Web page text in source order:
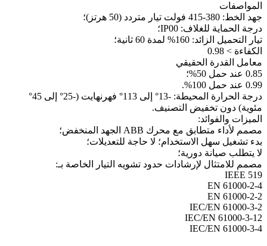
المواصفات
جهد الخط: 380-415 فولت تيار متردد (50 هرتز)؛
درجة الحماية للغلاف: IP00؛
تيار التحميل الزائد: 160% لمدة 60 ثانية؛
الكفاءة > 0.98
معامل القدرة الحقيقي
0.85 عند حمل 50%؛
0.99 عند حمل 100%.
درجة الحرارة المحيطة: -13° إلى 113° فهرنهايت (-25° إلى 45°
مئوية) دون تخفيض التصنيف.
الميزات والفوائد:
مصمم لأداء متطابق مع محرك ABB الجهد المنخفض؛
بدء تشغيل سهل الاستخدام؛ لا حاجة للتعديلات؛
لا يتطلب صيانة دورية؛
مصمم للامتثال لإرشادات حدود تشويه التيار الخاصة بـ:
IEEE 519
EN 61000-2-4
EN 61000-2-2
IEC/EN 61000-3-2
IEC/EN 61000-3-12
IEC/EN 61000-3-4